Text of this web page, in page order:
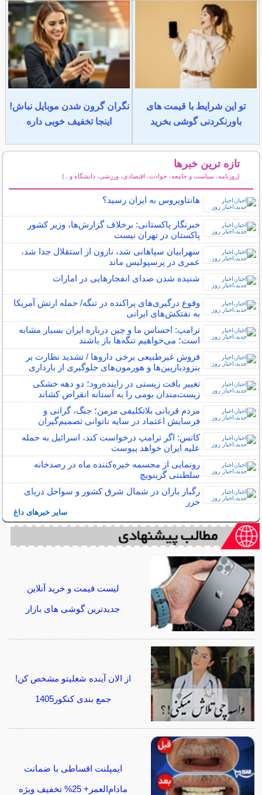
تو این شرایط با قیمت های
باورنکردنی گوشی بخرید
نگران گرون شدن موبایل نباش!
اینجا تخفیف خوبی داره
تازه ترین خبرها
(روزنامه، سیاست و جامعه، حوادث، اقتصادی، ورزشی، دانشگاه و...)
هانتاویروس به ایران رسید؟
خبرنگار پاکستانی: برخلاف گزارش‌ها، وزیر کشور
پاکستان در تهران نیست
سهرابیان سپاهانی شد، نازون از استقلال جدا شد،
عمری در پرسپولیس ماند
شنیده شدن صدای انفجارهایی در امارات
وقوع درگیری‌های پراکنده در تنگه/ حمله ارتش آمریکا
به نفتکش‌های ایرانی
ترامپ: احساس ما و چین درباره ایران بسیار مشابه
است؛ می‌خواهیم تنگه‌ها باز باشند
فروش غیرطبیعی برخی داروها / تشدید نظارت بر
بنزودیازپین‌ها و هورمون‌های جلوگیری از بارداری
تغییر بافت زیستی در زاینده‌رود؛ دو دهه خشکی
زیست‌مندان بومی را به آستانه انقراض کشاند
مردم قربانی بلاتکلیفی مزمن؛ جنگ، گرانی و
فرسایش اعتماد در سایه ناتوانی تصمیم‌گیران
کاتس: اگر ترامپ درخواست کند، اسرائیل به حمله
علیه ایران خواهد پیوست
رونمایی از مجسمه خیره‌کننده ماه در رصدخانه
سلطنتی گرینویچ
رگبار باران در شمال شرق کشور و سواحل دریای
خزر
سایر خبرهای داغ
لیست قیمت و خرید آنلاین
جدیدترین گوشی های بازار
از الان آینده شغلیتو مشخص کن!
جمع بندی کنکور1405
ایمپلنت اقساطی با ضمانت
مادام‌العمر+ 25% تخفیف ویژه